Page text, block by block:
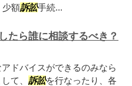
少額訴訟手続...
たら誰に相談するべき？
ドバイスができるのみなら
て、 訴訟を行なったり、各